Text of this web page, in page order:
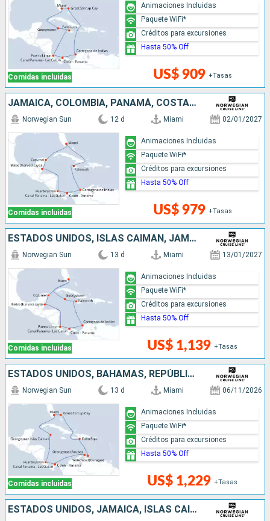
Comidas incluidas US$ 909 +Tasas
Animaciones Incluidas
Paquete WiFi*
Créditos para excursiones
Hasta 50% Off
JAMAICA, COLOMBIA, PANAMÁ, COSTA RICA, BELICE, MÉXICO, ESTADOS UNIDOS
Comidas incluidas
Norwegian Sun 12 d Miami 02/01/2027
US$ 979 +Tasas
Animaciones Incluidas
Paquete WiFi*
Créditos para excursiones
Hasta 50% Off
ESTADOS UNIDOS, ISLAS CAIMÁN, JAMAICA, COLOMBIA, PANAMÁ, COSTA RICA, BELICE, MÉXICO
Comidas incluidas
Norwegian Sun 13 d Miami 13/01/2027
US$ 1,139 +Tasas
Animaciones Incluidas
Paquete WiFi*
Créditos para excursiones
Hasta 50% Off
ESTADOS UNIDOS, BAHAMAS, REPÚBLICA DOMINICANA, ARUBA, PANAMÁ, COSTA RICA, ISLAS CAIMÁN
Comidas incluidas
Norwegian Sun 13 d Miami 06/11/2026
US$ 1,229 +Tasas
Animaciones Incluidas
Paquete WiFi*
Créditos para excursiones
Hasta 50% Off
ESTADOS UNIDOS, JAMAICA, ISLAS CAIMÁN, COLOMBIA, PANAMÁ, COSTA RICA, BELICE, MÉXICO